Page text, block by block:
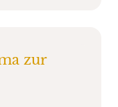
zur